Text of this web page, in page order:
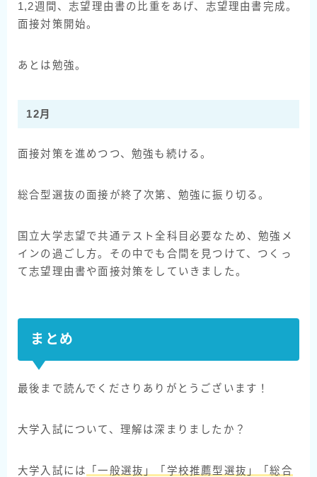
1,2週間、志望理由書の比重をあげ、志望理由書完成。
面接対策開始。
あとは勉強。
12月
面接対策を進めつつ、勉強も続ける。
総合型選抜の面接が終了次第、勉強に振り切る。
国立大学志望で共通テスト全科目必要なため、勉強メ
インの過ごし方。その中でも合間を見つけて、つくっ
て志望理由書や面接対策をしていきました。
まとめ
最後まで読んでくださりありがとうございます！
大学入試について、理解は深まりましたか？
大学入試には
「一般選抜」「学校推薦型選抜」「総合